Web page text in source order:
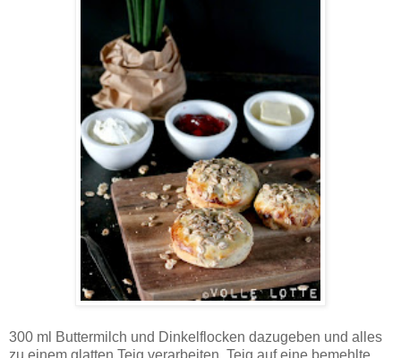
300 ml Buttermilch und Dinkelflocken dazugeben und alles
zu einem glatten Teig verarbeiten. Teig auf eine bemehlte